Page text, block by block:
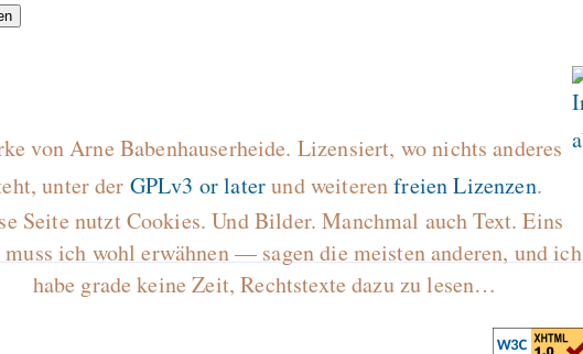
von Arne Babenhauserheide. Lizensiert, wo nichts anderes
unter der GPLv3 or laterund weiterenfreien Lizenzen.
Seite nutzt Cookies. Und Bilder. Manchmal auch Text. Eins
muss ich wohl erwähnen — sagen die meisten anderen, und ich
habe grade keine Zeit, Rechtstexte dazu zu lesen…